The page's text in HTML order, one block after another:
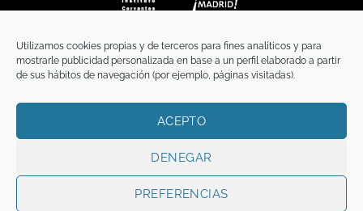
Utilizamos cookies propias y de terceros para fines analíticos y para
mostrarle publicidad personalizada en base a un perfil elaborado a partir
de sus hábitos de navegación (por ejemplo, páginas visitadas).
ACEPTO
DENEGAR
PREFERENCIAS
TÉRMINOS Y CONDICIONES
Copyright 2026 ©FunciFUNCI es titular de los derechos de propiedad
intelectual e industrial de este sitio web, y es también titular o tiene la